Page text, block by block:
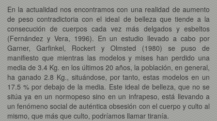
En la actualidad nos encontramos con una realidad de aumento
de peso contradictoria con el ideal de belleza que tiende a la
consecución de cuerpos cada vez más delgados y esbeltos
(Fernández y Vera, 1996). En un estudio llevado a cabo por
Garner, Garfinkel, Rockert y Olmsted (1980) se puso de
manifiesto que mientras las modelos y mises han perdido una
media de 3.4 Kg. en los últimos 20 años, la población, en general,
ha ganado 2.8 Kg., situándose, por tanto, estas modelos en un
17.5 % por debajo de la media. Este ideal de belleza, que no se
sitúa ya en un normopeso sino en un infrapeso, está llevando a
un fenómeno social de auténtica obsesión con el cuerpo y culto al
mismo, que más que culto, podríamos llamar tiranía.